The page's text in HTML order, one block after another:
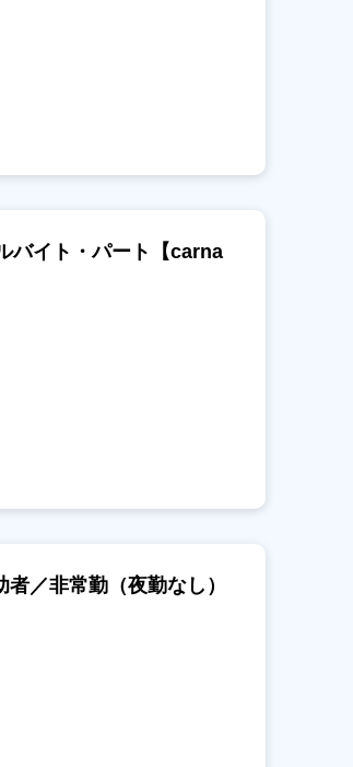
バイト・パート【carna
／非常勤（夜勤なし）